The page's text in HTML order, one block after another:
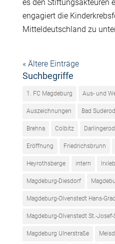
es den Stiftungsakteuren
engagiert die
Mitteldeutschland zu
« Ältere Einträge
Suchbegriffe
1. FC Magdeburg Aus- und
Auszeichnungen Bad
Brehna Colbitz
Eröffnung Friedrichsbrunn
Heyrothsberge intern
Magdeburg-Diesdorf
Magdeburg-Olvenstedt Hans-
Magdeburg-Olvenstedt St.-Josef-
Magdeburg Ulnerstraße